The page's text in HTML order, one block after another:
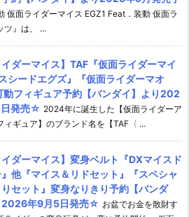
仮面ライダーマイス EGZ1 Feat．装動 仮面ラ
ツ』は、 ...
イダーマイス】TAF『仮面ライダーマイ
シードエグズ』『仮面ライダーマオ
動フィギュア予約【バンダイ】より202
発売☆ 2024年に誕生した【仮面ライダーア
ィギュア】のブランド名を【TAF〈 ...
イダーマイス】変身ベルト『DXマイスド
他『マイス＆リドセット』『スペシャ
セット』変身なりきり予約【バンダ
2026年9月5日発売☆ お盆でお金を散財す